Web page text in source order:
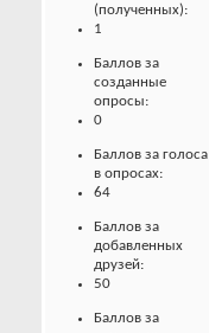
(полученных):
1
Баллов за
созданные
опросы:
0
Баллов за голоса
в опросах:
64
Баллов за
добавленных
друзей:
50
Баллов за